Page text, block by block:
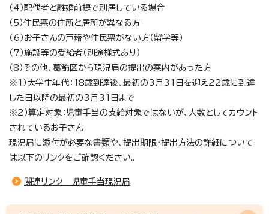
（4）配偶者と離婚前提で別居している場合
（5）住民票の住所と居所が異なる方
（6）お子さんの戸籍や住民票がない方（留学等）
（7）施設等の受給者（別途様式あり）
（8）その他、葛飾区から現況届の提出の案内があった方
※1）大学生年代：18歳到達後、最初の3月31日を迎え22歳に到達
した日以降の最初の3月31日まで
※2）算定対象：児童手当の支給対象ではないが、人数としてカウント
されているお子さん
現況届に添付が必要な書類や、提出期限・提出方法の詳細について
は以下のリンクをご確認ください。
関連リンク 児童手当現況届